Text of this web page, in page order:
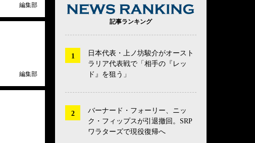
編集部
編集部
記事ランキング
日本代表・上ノ坊駿介がオースト
ラリア代表戦で「相手の『レッ
ド』を狙う」
バーナード・フォーリー、ニッ
ク・フィップスが引退撤回。SRP
ワラターズで現役復帰へ